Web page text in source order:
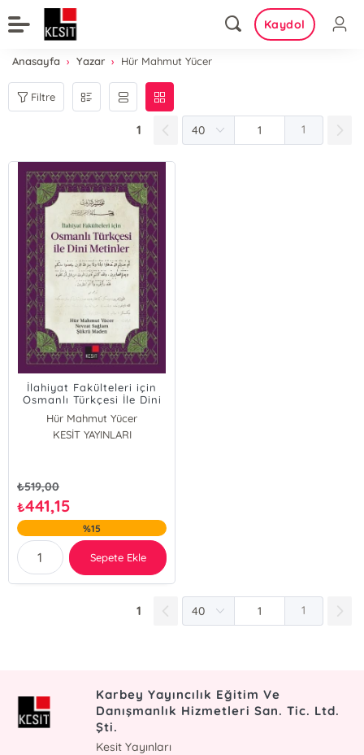
Kaydol
Anasayfa Yazar Hür Mahmut Yücer
Filtre
1 1
İlahiyat Fakülteleri için
Osmanlı Türkçesi İle Dini
Metinler
Hür Mahmut Yücer
Nevzat Sağlam
KESİT YAYINLARI
₺519,00
₺441,15
%15
Sepete Ekle
1 1
Karbey Yayıncılık Eğitim Ve
Danışmanlık Hizmetleri San. Tic. Ltd.
Şti.
Kesit Yayınları